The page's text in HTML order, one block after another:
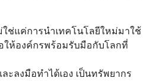
ช่แค่การนำเทคโนโลยีใหม่มาใช้
ให้องค์กรพร้อมรับมือกับโลกที่
ะลงมือทำได้เอง เป็นทรัพยากร